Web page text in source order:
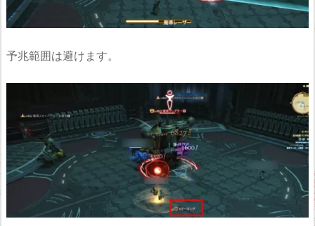
予兆範囲は避けます。